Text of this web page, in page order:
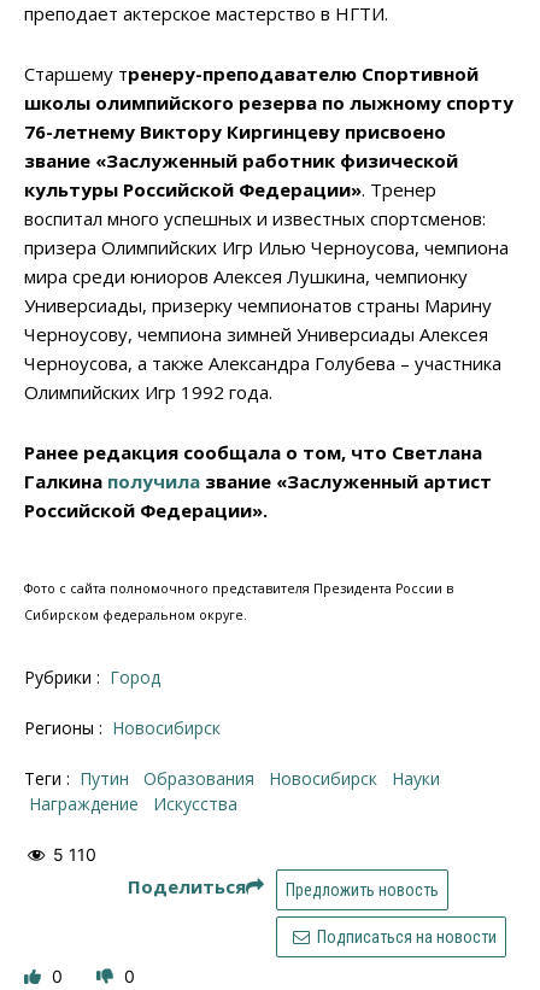
преподает актерское мастерство в НГТИ.
Старшему тренеру-преподавателю Спортивной
школы олимпийского резерва по лыжному спорту
76-летнему Виктору Киргинцеву присвоено
звание «Заслуженный работник физической
культуры Российской Федерации». Тренер
воспитал много успешных и известных спортсменов:
призера Олимпийских Игр Илью Черноусова, чемпиона
мира среди юниоров Алексея Лушкина, чемпионку
Универсиады, призерку чемпионатов страны Марину
Черноусову, чемпиона зимней Универсиады Алексея
Черноусова, а также Александра Голубева – участника
Олимпийских Игр 1992 года.
Ранее редакция сообщала о том, что Светлана
Галкина получила звание «Заслуженный артист
Российской Федерации».
Фото с сайта полномочного представителя Президента России в
Сибирском федеральном округе.
Рубрики : Город
Регионы : Новосибирск
Теги : Путин образования Новосибирск
науки
награждение
искусства
5 110
Поделиться Предложить новость
Подписаться на новости
0 0